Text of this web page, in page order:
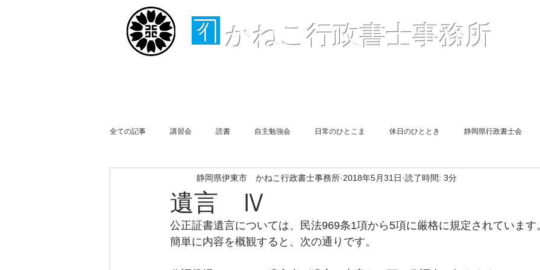
かねこ行政書士事務所
全ての記事 講習会 読書 自主勉強会 日常のひとこま 休日のひととき 静岡県行政書士会
行政書士会伊豆支部 事務所便り 遺言 図書紹介 同期勉強会 旅館業申請
Business Report Weekend Report Short Lesson 終活 風俗営業許可申請 遺言
遺言 Ⅳ
静岡県伊東市 かねこ行政書士事務所 2018年5月31日 読了時間: 3分
公正証書遺言については、民法969条1項から5項に厳格に規定されています
簡単に内容を概観すると、次の通りです。